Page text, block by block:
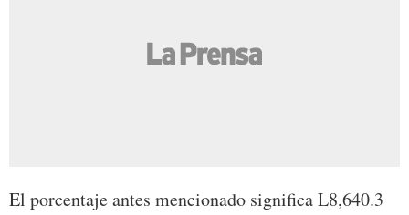
El porcentaje antes mencionado significa L8,640.3